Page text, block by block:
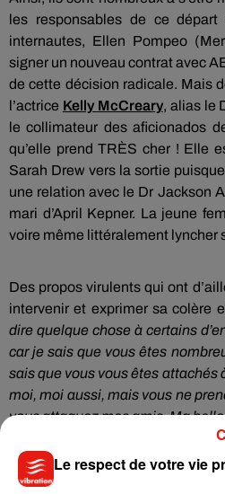
les responsables de ce départ
internautes, Ellen Pompeo (
signer un nouveau contrat avec
de cette décision radicale. Mais
l’actrice Kelly McCreary, alias le
le collimateur des aficionados
qu’elle prend TRÈS cher ! Elle
Sarah Drew vers la sortie
une relation avec le Dr Jackson
mari d’April Kepner. La jeune
voire même littéralement lyncher
Des propos virulents qui ont
intervenir et exprimer sa colère
dire quelque chose à certains
car je sais que vous êtes
sais que vous vous êtes attachés
moi, moi aussi, mais vous ne
vous attaquez mes amis.Ma
Kelly est une collègue
a TOUJOURS été présente et
histoires qu’elle raconte.
Le respect de votre vie